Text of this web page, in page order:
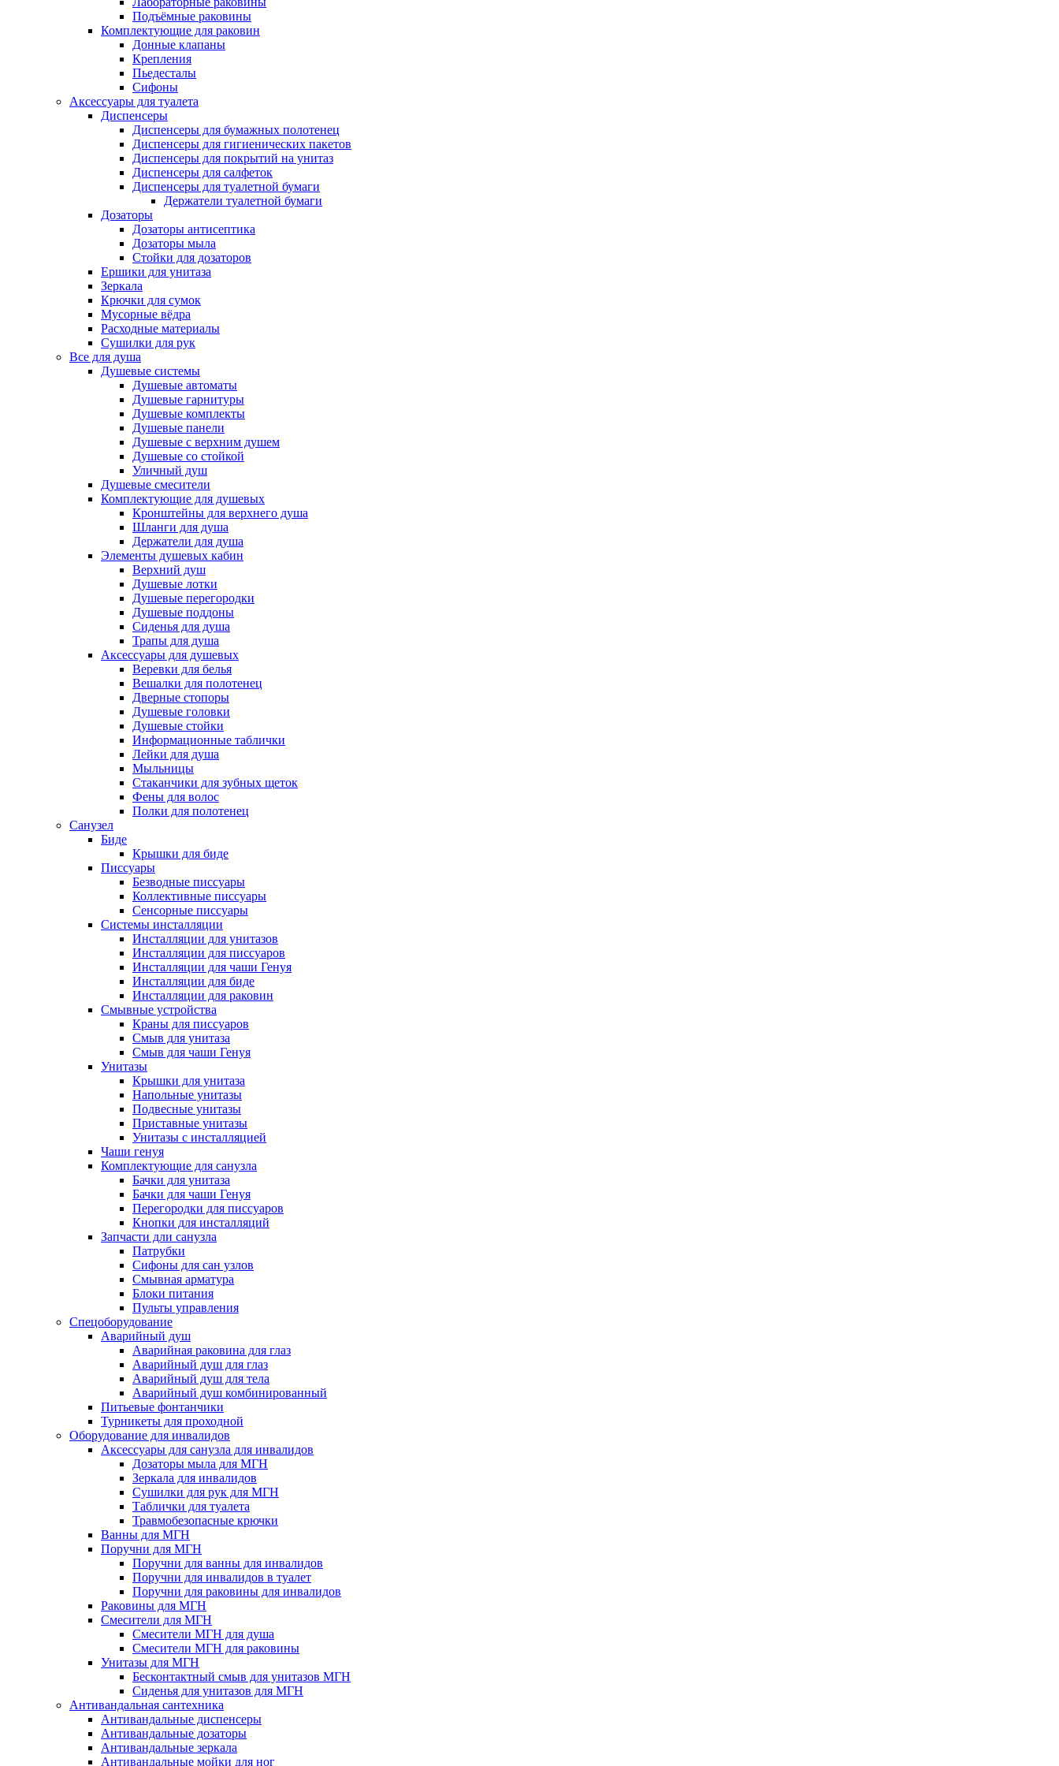
Подъёмные раковины
Комплектующие для раковин
Донные клапаны
Крепления
Пьедесталы
Сифоны
Аксессуары для туалета
Диспенсеры
Диспенсеры для бумажных полотенец
Диспенсеры для гигиенических пакетов
Диспенсеры для покрытий на унитаз
Диспенсеры для салфеток
Диспенсеры для туалетной бумаги
Держатели туалетной бумаги
Дозаторы
Дозаторы антисептика
Дозаторы мыла
Стойки для дозаторов
Ершики для унитаза
Зеркала
Крючки для сумок
Мусорные вёдра
Расходные материалы
Сушилки для рук
Все для душа
Душевые системы
Душевые автоматы
Душевые гарнитуры
Душевые комплекты
Душевые панели
Душевые с верхним душем
Душевые со стойкой
Уличный душ
Душевые смесители
Комплектующие для душевых
Кронштейны для верхнего душа
Шланги для душа
Держатели для душа
Элементы душевых кабин
Верхний душ
Душевые лотки
Душевые перегородки
Душевые поддоны
Сиденья для душа
Трапы для душа
Аксессуары для душевых
Веревки для белья
Вешалки для полотенец
Дверные стопоры
Душевые головки
Душевые стойки
Информационные таблички
Лейки для душа
Мыльницы
Стаканчики для зубных щеток
Фены для волос
Полки для полотенец
Санузел
Биде
Крышки для биде
Писсуары
Безводные писсуары
Коллективные писсуары
Сенсорные писсуары
Системы инсталляции
Инсталляции для унитазов
Инсталляции для писсуаров
Инсталляции для чаши Генуя
Инсталляции для биде
Инсталляции для раковин
Смывные устройства
Краны для писсуаров
Смыв для унитаза
Смыв для чаши Генуя
Унитазы
Крышки для унитаза
Напольные унитазы
Подвесные унитазы
Приставные унитазы
Унитазы с инсталляцией
Чаши генуя
Комплектующие для санузла
Бачки для унитаза
Бачки для чаши Генуя
Перегородки для писсуаров
Кнопки для инсталляций
Запчасти дли санузла
Патрубки
Сифоны для сан узлов
Смывная арматура
Блоки питания
Пульты управления
Спецоборудование
Аварийный душ
Аварийная раковина для глаз
Аварийный душ для глаз
Аварийный душ для тела
Аварийный душ комбинированный
Питьевые фонтанчики
Турникеты для проходной
Оборудование для инвалидов
Аксессуары для санузла для инвалидов
Дозаторы мыла для МГН
Зеркала для инвалидов
Сушилки для рук для МГН
Таблички для туалета
Травмобезопасные крючки
Ванны для МГН
Поручни для МГН
Поручни для ванны для инвалидов
Поручни для инвалидов в туалет
Поручни для раковины для инвалидов
Раковины для МГН
Смесители для МГН
Смесители МГН для душа
Смесители МГН для раковины
Унитазы для МГН
Бесконтактный смыв для унитазов МГН
Сиденья для унитазов для МГН
Антивандальная сантехника
Антивандальные диспенсеры
Антивандальные дозаторы
Антивандальные зеркала
Антивандальные мойки для ног